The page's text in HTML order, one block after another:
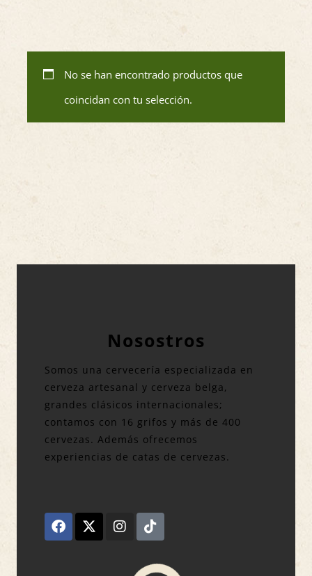
No se han encontrado productos que
coincidan con tu selección.
Nosostros
Somos una cervecería especializada en
cerveza artesanal y cerveza belga,
grandes clásicos internacionales;
contamos con 16 grifos y más de 400
cervezas. Además ofrecemos
experiencias de catas de cervezas.